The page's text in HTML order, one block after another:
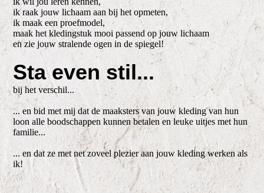
ik raak jouw lichaam aan bij het opmeten,
ik maak een proefmodel,
maak het kledingstuk mooi passend op jouw lichaam
en zie jouw stralende ogen in de spiegel!
Sta even stil...
bij het verschil...
... en bid met mij dat de maaksters van jouw kleding van hun
loon alle boodschappen kunnen betalen en leuke uitjes met hun
familie...
... en dat ze met net zoveel plezier aan jouw kleding werken als
ik!